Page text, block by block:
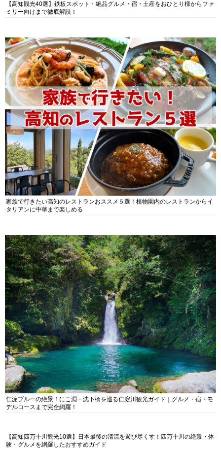
【高知観光40選】鉄板スポット・絶品グルメ・宿・土産をおひとり様からファ
ミリー向けまで徹底解説！
家族で行きたい高知のレストランおススメ５選！植物園内のレストランからイ
タリアンに中華まで楽しめる
仁淀ブルーの絶景！にこ淵・沈下橋を巡る仁淀川観光ガイド｜グルメ・宿・モ
デルコースまで完全網羅！
【高知四万十川観光10選】日本最後の清流を遊び尽くす！四万十川の絶景・体
験・グルメを網羅したおすすめガイド